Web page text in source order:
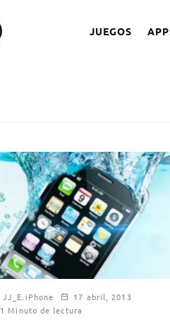
JUEGOS
JJ_E.iPhone
17 abril, 2013
1 Minuto de lectura